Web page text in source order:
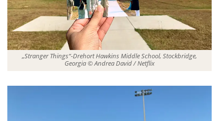
„Stranger Things“-Drehort Hawkins Middle School, Stockbridge,
Georgia © Andrea David / Netflix